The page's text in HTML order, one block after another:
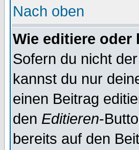
Nach oben
Wie editiere
Sofern du nicht
kannst du nur
einen Beitrag
den Editieren-
bereits auf den